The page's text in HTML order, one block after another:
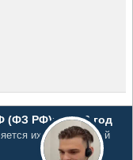
(ФЗ РФ)», 2026 год
их официальной